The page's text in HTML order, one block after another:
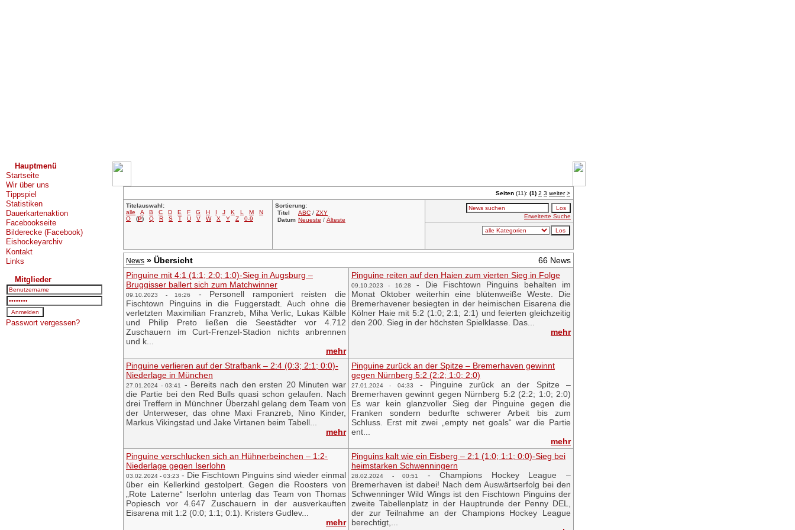
Hauptmenü
Startseite
Wir über uns
Tippspiel
Statistiken
Dauerkartenaktion
Facebookseite
Bilderecke (Facebook)
Eishockeyarchiv
Kontakt
Links
Mitglieder
Passwort vergessen?
Seiten (11): (1) 2 3 weiter >
Titelauswahl:
alle
A B C D E F G H I J K L M
N
O
(P) Q R S T U V W X Y Z 0-9
Sortierung:
Titel
ABC / ZXY
Datum Neueste / Älteste
Erweiterte Suche
News » Übersicht
66 News
Pinguine mit 4:1 (1:1; 2:0; 1:0)-Sieg in Augsburg –
Bruggisser ballert sich zum Matchwinner
09.10.2023 - 16:26 - Personell ramponiert reisten die
Fischtown Pinguins in die Fuggerstadt. Auch ohne die
verletzten Maximilian Franzreb, Miha Verlic, Lukas Kälble
und Philip Preto ließen die Seestädter vor 4.712
Zuschauern im Curt-Frenzel-Stadion nichts anbrennen
und k...
mehr
Pinguine reiten auf den Haien zum vierten Sieg in Folge
09.10.2023 - 16:28 - Die Fischtown Pinguins behalten im
Monat Oktober weiterhin eine blütenweiße Weste. Die
Bremerhavener besiegten in der heimischen Eisarena die
Kölner Haie mit 5:2 (1:0; 2:1; 2:1) und feierten gleichzeitig
den 200. Sieg in der höchsten Spielklasse. Das...
mehr
Pinguine verlieren auf der Strafbank – 2:4 (0:3; 2:1; 0:0)-
Niederlage in München
27.01.2024 - 03:41 - Bereits nach den ersten 20 Minuten war
die Partie bei den Red Bulls quasi schon gelaufen. Nach
drei Treffern in Münchner Überzahl gelang dem Team von
der Unterweser, das ohne Maxi Franzreb, Nino Kinder,
Markus Vikingstad und Jake Virtanen beim Tabell...
mehr
Pinguine zurück an der Spitze – Bremerhaven gewinnt
gegen Nürnberg 5:2 (2:2; 1:0; 2:0)
27.01.2024 - 04:33 - Pinguine zurück an der Spitze –
Bremerhaven gewinnt gegen Nürnberg 5:2 (2:2; 1:0; 2:0)
Es war kein glanzvoller Sieg der Pinguine gegen die
Franken sondern bedurfte schwerer Arbeit bis zum
Schluss. Erst mit zwei „empty net goals“ war die Partie
ent...
mehr
Pinguine verschlucken sich an Hühnerbeinchen – 1:2-
Niederlage gegen Iserlohn
03.02.2024 - 03:23 - Die Fischtown Pinguins sind wieder einmal
über ein Kellerkind gestolpert. Gegen die Roosters von
„Rote Laterne“ Iserlohn unterlag das Team von Thomas
Popiesch vor 4.647 Zuschauern in der ausverkauften
Eisarena mit 1:2 (0:0; 1:1; 0:1). Kristers Gudlev...
mehr
Pinguins kalt wie ein Eisberg – 2:1 (1:0; 1:1; 0:0)-Sieg bei
heimstarken Schwenningern
28.02.2024 - 00:51 -Champions Hockey League –
Bremerhaven ist dabei! Nach dem Auswärtserfolg bei den
Schwenninger Wild Wings ist den Fischtown Pinguins der
zweite Tabellenplatz in der Hauptrunde der Penny DEL,
der zur Teilnahme an der Champions Hockey League
berechtigt,...